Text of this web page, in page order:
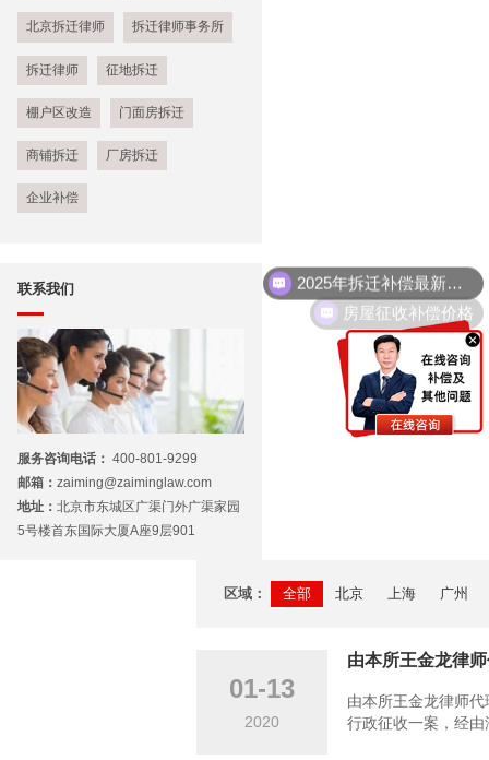
北京拆迁律师 拆迁律师事务所
拆迁律师 征地拆迁
棚户区改造 门面房拆迁
商铺拆迁 厂房拆迁
企业补偿
联系我们
服务咨询电话： 400-801-9299
邮箱： zaiming@zaiminglaw.com
地址： 北京市东城区广渠门外广渠家园
5号楼首东国际大厦A座9层901
区域： 全部 北京 上海 广州
01-13
2020
由本所王金龙律
由本所王金龙律师
行政征收一案，经
房屋征收补偿价格